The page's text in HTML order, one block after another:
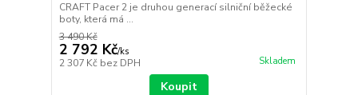
CRAFT Pacer 2 je druhou generací silniční běžecké
boty, která má ...
3 490 Kč
2 792 Kč/ks
2 307 Kč bez DPH Skladem
Koupit